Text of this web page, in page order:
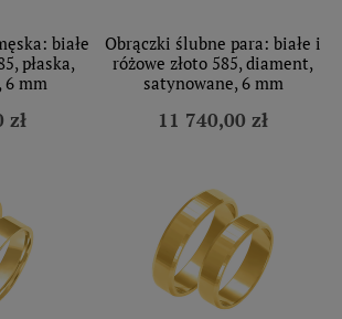
białe
płaska,
6 mm
zł
Obrączki ślubne para: białe i
różowe złoto 585, diament,
satynowane, 6 mm
11 740,00 zł